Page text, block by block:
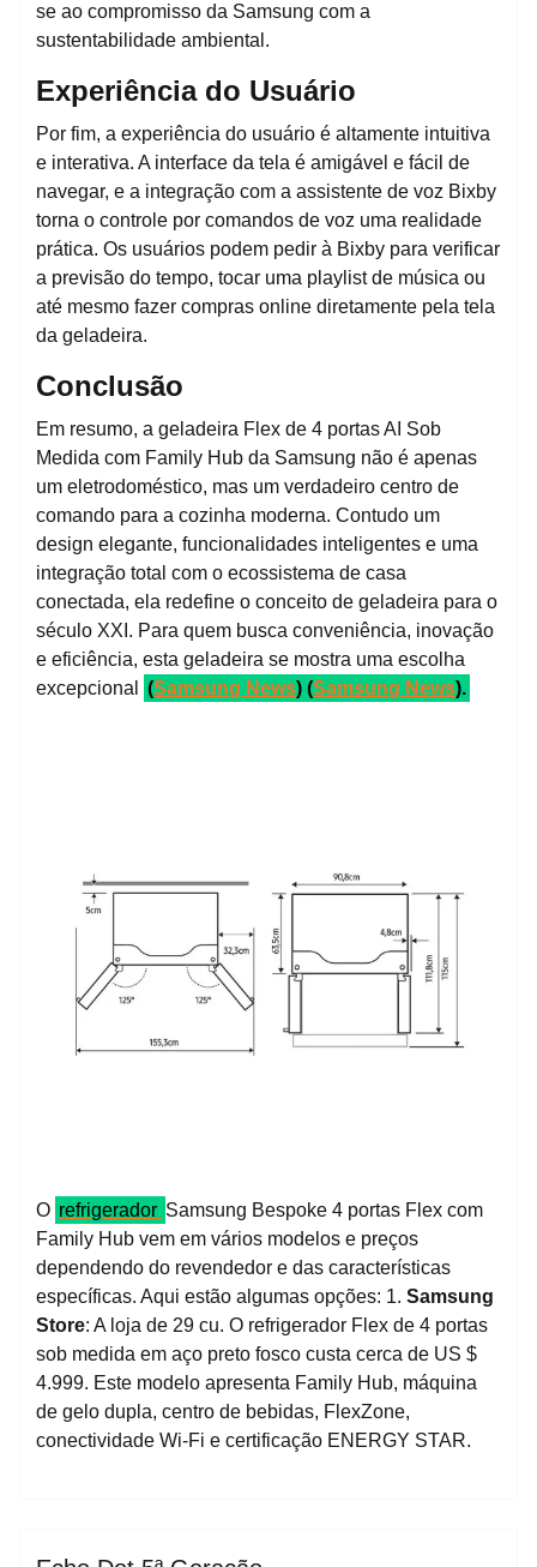
se ao compromisso da Samsung com a
sustentabilidade ambiental.
Experiência do Usuário
Por fim, a experiência do usuário é altamente intuitiva
e interativa. A interface da tela é amigável e fácil de
navegar, e a integração com a assistente de voz Bixby
torna o controle por comandos de voz uma realidade
prática. Os usuários podem pedir à Bixby para verificar
a previsão do tempo, tocar uma playlist de música ou
até mesmo fazer compras online diretamente pela tela
da geladeira.
Conclusão
Em resumo, a geladeira Flex de 4 portas AI Sob
Medida com Family Hub da Samsung não é apenas
um eletrodoméstico, mas um verdadeiro centro de
comando para a cozinha moderna. Contudo um
design elegante, funcionalidades inteligentes e uma
integração total com o ecossistema de casa
conectada, ela redefine o conceito de geladeira para o
século XXI. Para quem busca conveniência, inovação
e eficiência, esta geladeira se mostra uma escolha
excepcional​
(Samsung News)​​ (Samsung News)​.
O refrigerador Samsung Bespoke 4 portas Flex com
Family Hub vem em vários modelos e preços
dependendo do revendedor e das características
específicas. Aqui estão algumas opções: 1. Samsung
Store: A loja de 29 cu. O refrigerador Flex de 4 portas
sob medida em aço preto fosco custa cerca de US $
4.999. Este modelo apresenta Family Hub, máquina
de gelo dupla, centro de bebidas, FlexZone,
conectividade Wi-Fi e certificação ENERGY STAR.
Blog